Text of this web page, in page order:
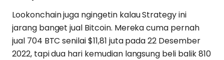
Lookonchain juga ngingetin kalau Strategy ini
jarang banget jual Bitcoin. Mereka cuma pernah
jual 704 BTC senilai $11,81 juta pada 22 Desember
2022, tapi dua hari kemudian langsung beli balik 810